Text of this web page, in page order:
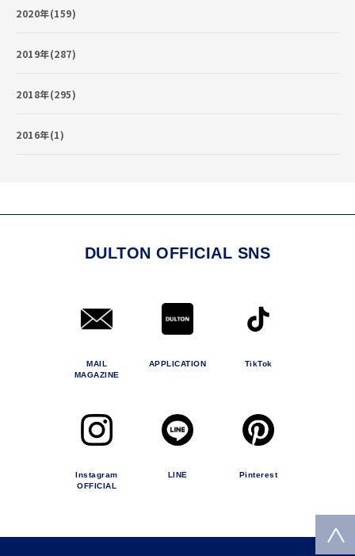
2020年(159)
2019年(287)
2018年(295)
2016年(1)
DULTON OFFICIAL SNS
MAIL
MAGAZINE
APPLICATION TikTok
Instagram
OFFICIAL
LINE Pinterest